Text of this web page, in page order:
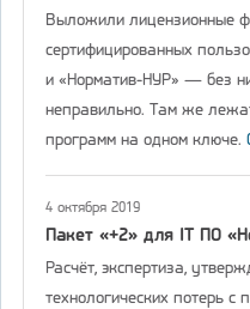
Выложили лицензионные
сертифицированных
и «Норматив-НУР» — без
неправильно. Там же
программ на одном ключе.
4 октября 2019
Пакет «+2» для IT ПО
Расчёт, экспертиза,
технологических потерь с